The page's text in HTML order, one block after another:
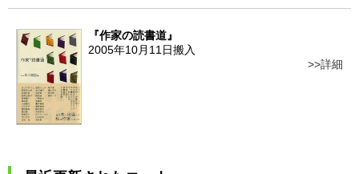
『作家の読書道』
2005年10月11日搬入
詳細